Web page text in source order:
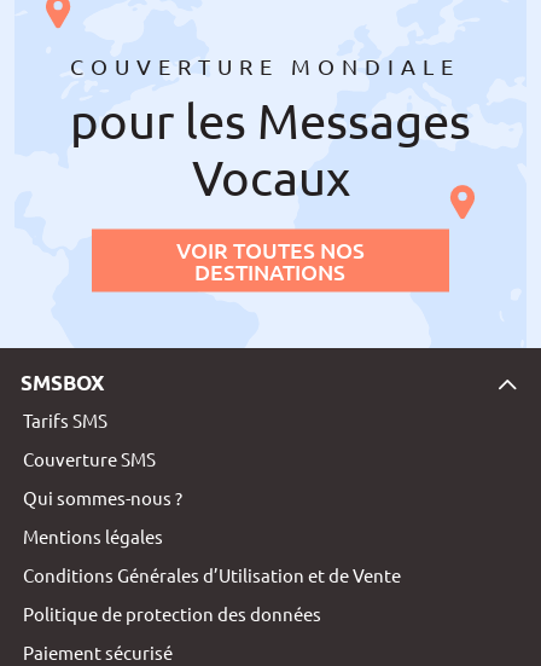
COUVERTURE MONDIALE
pour les Messages
Vocaux
VOIR TOUTES NOS
DESTINATIONS
SMSBOX
Tarifs SMS
Couverture SMS
Qui sommes-nous ?
Mentions légales
Conditions Générales d’Utilisation et de Vente
Politique de protection des données
Paiement sécurisé